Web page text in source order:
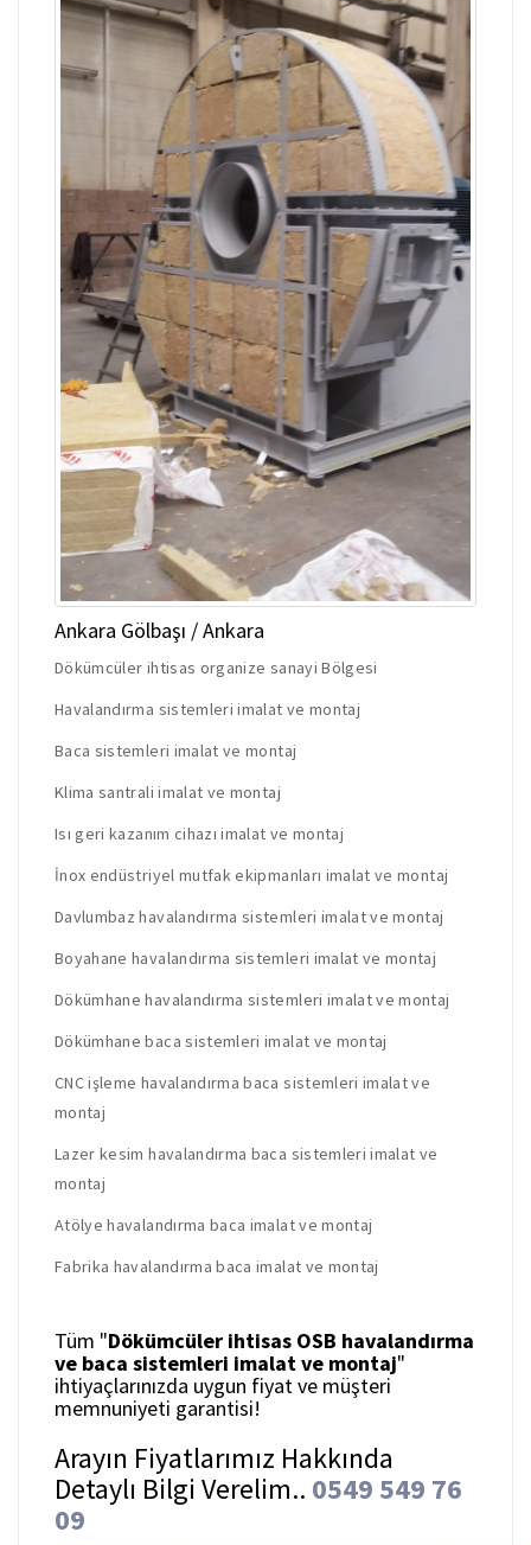
Ankara Gölbaşı / Ankara
Dökümcüler ihtisas organize sanayi Bölgesi
Havalandırma sistemleri imalat ve montaj
Baca sistemleri imalat ve montaj
Klima santrali imalat ve montaj
Isı geri kazanım cihazı imalat ve montaj
İnox endüstriyel mutfak ekipmanları imalat ve montaj
Davlumbaz havalandırma sistemleri imalat ve montaj
Boyahane havalandırma sistemleri imalat ve montaj
Dökümhane havalandırma sistemleri imalat ve montaj
Dökümhane baca sistemleri imalat ve montaj
CNC işleme havalandırma baca sistemleri imalat ve
montaj
Lazer kesim havalandırma baca sistemleri imalat ve
montaj
Atölye havalandırma baca imalat ve montaj
Fabrika havalandırma baca imalat ve montaj
Tüm "Dökümcüler ihtisas OSB havalandırma
ve baca sistemleri imalat ve montaj"
ihtiyaçlarınızda uygun fiyat ve müşteri
memnuniyeti garantisi!
Arayın Fiyatlarımız Hakkında
Detaylı Bilgi Verelim.. 0549 549 76
09